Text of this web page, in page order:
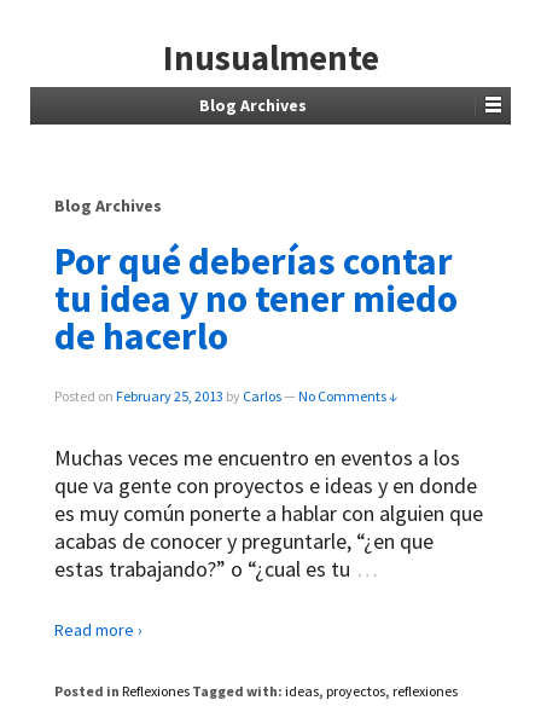
Inusualmente
Blog Archives
Blog Archives
Por qué deberías contar
tu idea y no tener miedo
de hacerlo
Posted on February 25, 2013 by Carlos— No Comments ↓
Muchas veces me encuentro en eventos a los
que va gente con proyectos e ideas y en donde
es muy común ponerte a hablar con alguien que
acabas de conocer y preguntarle, “¿en que
estas trabajando?” o “¿cual es tu …
Read more ›
Posted in Reflexiones Tagged with: ideas, proyectos, reflexiones